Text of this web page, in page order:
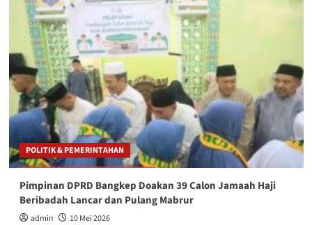
POLITIK & PEMERINTAHAN
Pimpinan DPRD Bangkep Doakan 39 Calon Jamaah Haji
Beribadah Lancar dan Pulang Mabrur
admin 10 Mei 2026